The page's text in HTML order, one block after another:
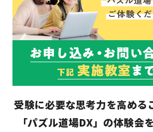
受験に必要な思考力を高める
「パズル道場DX」 の体験会